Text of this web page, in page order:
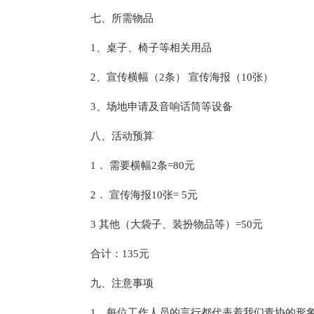
七、所需物品
1、桌子、椅子等相关用品
2、宣传横幅（2条） 宣传海报（10张）
3、场地申请及音响话筒等设备
八、活动预算
1． 需要横幅2条=80元
2． 宣传海报10张= 5元
3 其他（大袋子、装扮物品等）=50元
合计：135元
九、注意事项